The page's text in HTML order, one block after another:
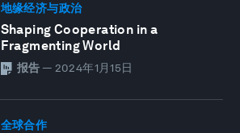
地缘经济与政治
Shaping Cooperation in a
Fragmenting World
报告 — 2024年1月15日
全球合作